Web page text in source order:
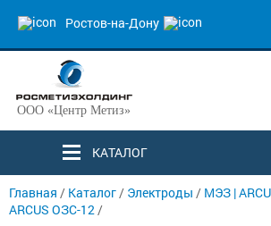
Ростов-на-Дону
ООО «Центр Метиз»
КАТАЛОГ
Главная / Каталог/ Электроды / МЭЗ |
ARCUS ОЗС-12/